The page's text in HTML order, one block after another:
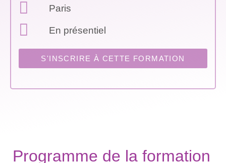
Paris
En présentiel
S'INSCRIRE À CETTE FORMATION
Programme de la formation